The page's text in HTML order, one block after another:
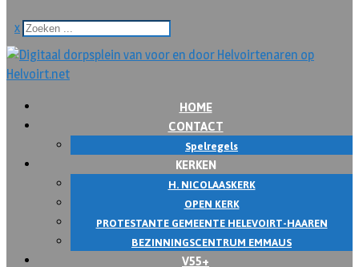
x
HOME
CONTACT
Spelregels
KERKEN
H. NICOLAASKERK
OPEN KERK
PROTESTANTE GEMEENTE HELEVOIRT-HAAREN
BEZINNINGSCENTRUM EMMAUS
V55+